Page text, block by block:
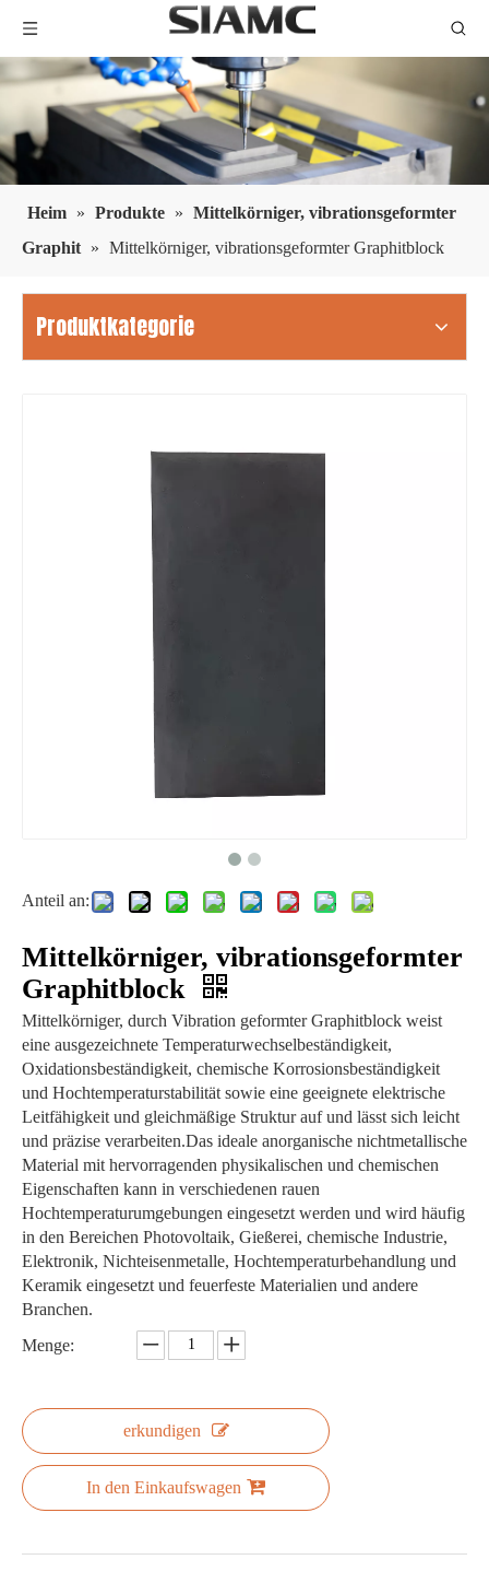
Heim » Produkte » Mittelkörniger, vibrationsgeformter
Graphit » Mittelkörniger, vibrationsgeformter Graphitblock
Produktkategorie
Anteil an:
Mittelkörniger, vibrationsgeformter
Graphitblock
Mittelkörniger, durch Vibration geformter Graphitblock weist
eine ausgezeichnete Temperaturwechselbeständigkeit,
Oxidationsbeständigkeit, chemische Korrosionsbeständigkeit
und Hochtemperaturstabilität sowie eine geeignete elektrische
Leitfähigkeit und gleichmäßige Struktur auf und lässt sich leicht
und präzise verarbeiten.Das ideale anorganische nichtmetallische
Material mit hervorragenden physikalischen und chemischen
Eigenschaften kann in verschiedenen rauen
Hochtemperaturumgebungen eingesetzt werden und wird häufig
in den Bereichen Photovoltaik, Gießerei, chemische Industrie,
Elektronik, Nichteisenmetalle, Hochtemperaturbehandlung und
Keramik eingesetzt und feuerfeste Materialien und andere
Branchen.
Menge:
erkundigen
In den Einkaufswagen